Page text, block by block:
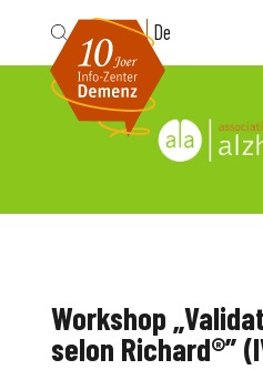
Fr De
Workshop
selon Richard®”